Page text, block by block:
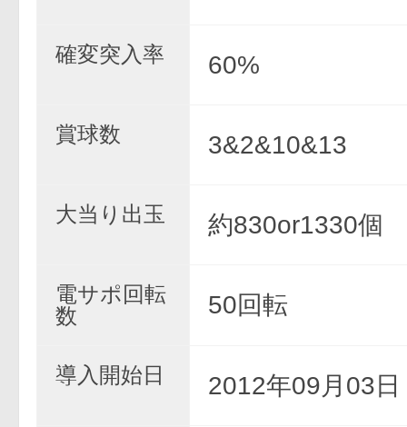
確変突入率 60%
賞球数 3&2&10&13
大当り出玉 約830or1330個
電サポ回転
数
50回転
導入開始日 2012年09月03日